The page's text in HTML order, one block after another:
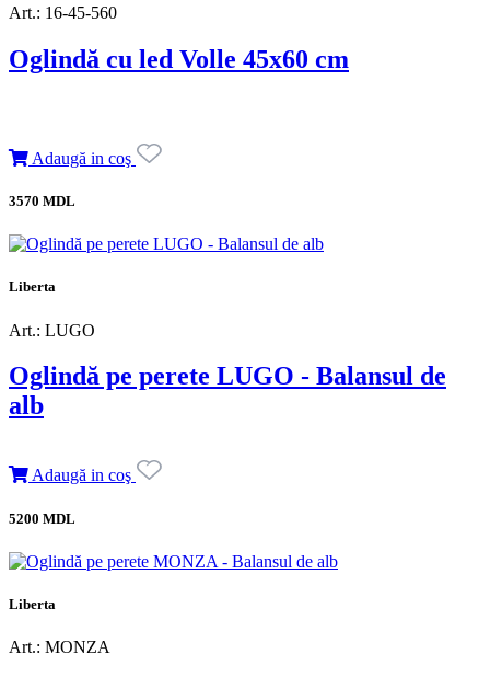
Art.: 16-45-560
Oglindă cu led Volle 45x60 cm
Adaugă in coş
3570 MDL
Liberta
Art.: LUGO
Oglindă pe perete LUGO - Balansul de
alb
Adaugă in coş
5200 MDL
Liberta
Art.: MONZA